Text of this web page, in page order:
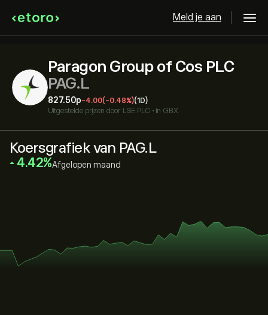
Meld je aan
Paragon Group of Cos PLC
PAG.L
827.50‎p‎-4.00(-0.48%)(1D)
Uitgestelde prijzen door LSE PLC • in GBX
Koersgrafiek van PAG.L
‎4.42‎ Afgelopen maand